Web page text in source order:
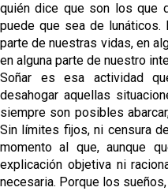
Patrick Mercado no
El Sevilla FC pregunta
situación de Iker Luque
Nico Guillén:"Es
familia y se refleje en el
El Sevilla oficializa el
quién dice que son los que
puede que sea de
parte de nuestras vidas, en
en alguna parte de nuestro
Soñar es esa actividad
desahogar aquellas
siempre son posibles
Sin límites fijos, ni censura
momento al que, aunque
explicación objetiva ni
necesaria. Porque los